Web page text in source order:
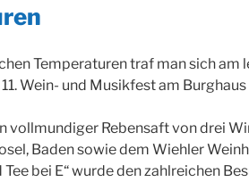
Temperaturen traf man sich am
Wein- und Musikfest am
vollmundiger Rebensaft von drei
Baden sowie dem Wiehler
Tee bei E“ wurde den zahlreichen